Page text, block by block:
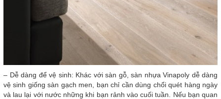
– Dễ dàng để vệ sinh: Khác với sàn gỗ, sàn nhựa Vinapoly dễ dàng
vệ sinh giống sàn gạch men, bạn chỉ cần dùng chổi quét hàng ngày
và lau lại với nước những khi bạn rảnh vào cuối tuần. Nếu bạn quan